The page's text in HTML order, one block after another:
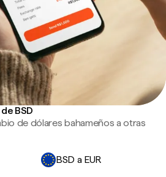
BSD
de dólares bahameños a otras
BSD a EUR